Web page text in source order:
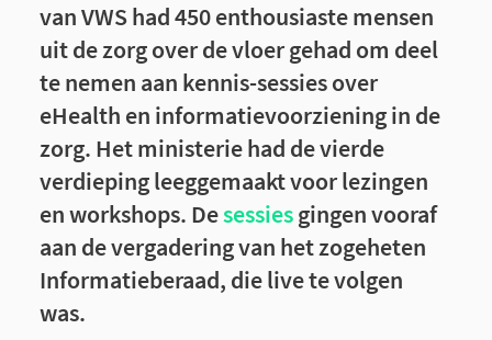
van VWS had 450 enthousiaste mensen
uit de zorg over de vloer gehad om deel
te nemen aan kennis-sessies over
eHealth en informatievoorziening in de
zorg. Het ministerie had de vierde
verdieping leeggemaakt voor lezingen
en workshops. Desessiesgingen vooraf
aan de vergadering van het zogeheten
Informatieberaad, die live te volgen
was.